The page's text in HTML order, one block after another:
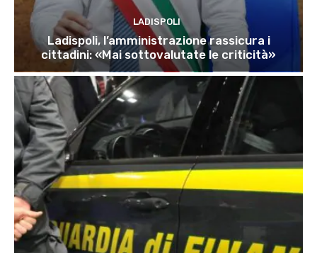
LADISPOLI
Ladispoli, l’amministrazione rassicura i
cittadini: «Mai sottovalutate le criticità»